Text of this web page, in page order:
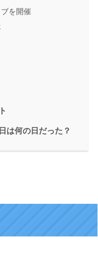
を開催
は何の日だった？